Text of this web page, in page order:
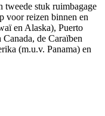
tweede stuk ruimbagage
voor reizen binnen en
en Alaska), Puerto
de Caraïben
(m.u.v. Panama) en